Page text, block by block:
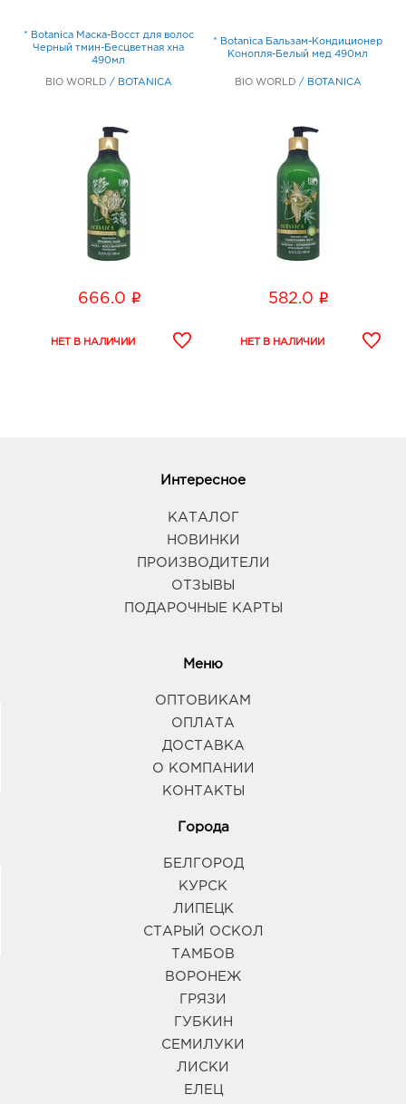
* Botanica Маска-Восст для волос
Черный тмин-Бесцветная хна
490мл
BIO WORLD / BOTANICA
666.0 i
* Botanica Бальзам-Кондиционер
Конопля-Белый мед 490мл
BIO WORLD / BOTANICA
582.0 i
Интересное
КАТАЛОГ
НОВИНКИ
ПРОИЗВОДИТЕЛИ
ОТЗЫВЫ
ПОДАРОЧНЫЕ КАРТЫ
Меню
ОПТОВИКАМ
ОПЛАТА
ДОСТАВКА
О КОМПАНИИ
КОНТАКТЫ
Города
БЕЛГОРОД
КУРСК
ЛИПЕЦК
СТАРЫЙ ОСКОЛ
ТАМБОВ
ВОРОНЕЖ
ГРЯЗИ
ГУБКИН
СЕМИЛУКИ
ЛИСКИ
ЕЛЕЦ